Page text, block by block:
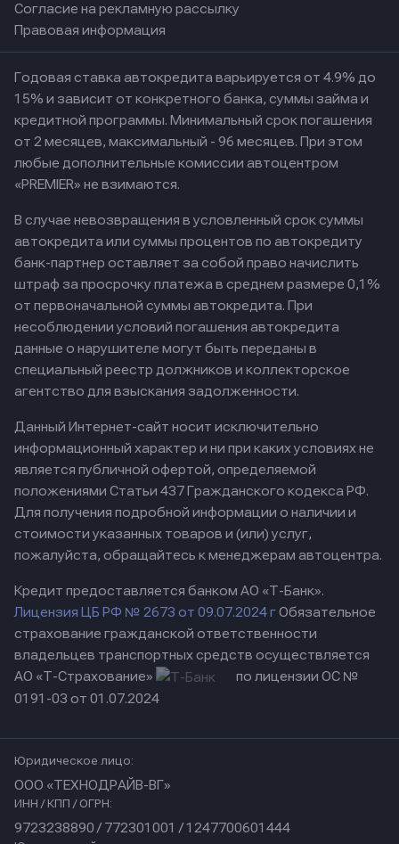
Согласие на рекламную рассылку
Правовая информация
Годовая ставка автокредита варьируется от 4.9% до
15% и зависит от конкретного банка, суммы займа и
кредитной программы. Минимальный срок погашения
от 2 месяцев, максимальный - 96 месяцев. При этом
любые дополнительные комиссии автоцентром
«PREMIER» не взимаются.
В случае невозвращения в условленный срок суммы
автокредита или суммы процентов по автокредиту
банк-партнер оставляет за собой право начислить
штраф за просрочку платежа в среднем размере 0,1%
от первоначальной суммы автокредита. При
несоблюдении условий погашения автокредита
данные о нарушителе могут быть переданы в
специальный реестр должников и коллекторское
агентство для взыскания задолженности.
Данный Интернет-сайт носит исключительно
информационный характер и ни при каких условиях не
является публичной офертой, определяемой
положениями Статьи 437 Гражданского кодекса РФ.
Для получения подробной информации о наличии и
стоимости указанных товаров и (или) услуг,
пожалуйста, обращайтесь к менеджерам автоцентра.
Кредит предоставляется банком АО «Т-Банк».
Лицензия ЦБ РФ № 2673 от 09.07.2024 гОбязательное
страхование гражданской ответственности
владельцев транспортных средств осуществляется
АО «Т-Страхование»
по лицензии ОС №
0191-03 от 01.07.2024
Юридическое лицо:
ООО «ТЕХНОДРАЙВ-ВГ»
ИНН / КПП / ОГРН:
9723238890 / 772301001 / 1247700601444